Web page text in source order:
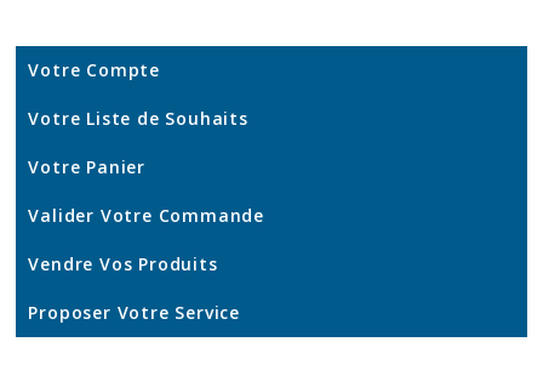
Votre Compte
Votre Liste de Souhaits
Votre Panier
Valider Votre Commande
Vendre Vos Produits
Proposer Votre Service